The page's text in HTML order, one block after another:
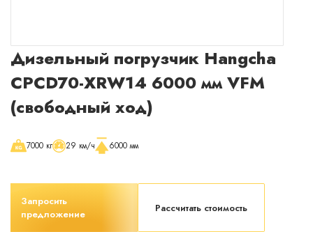
Дизельный погрузчик Hangcha
CPCD70-XRW14 6000 мм VFM
(свободный ход)
7000 кг 29 км/ч 6000 мм
Запросить
предложение
Рассчитать стоимость
онлайн